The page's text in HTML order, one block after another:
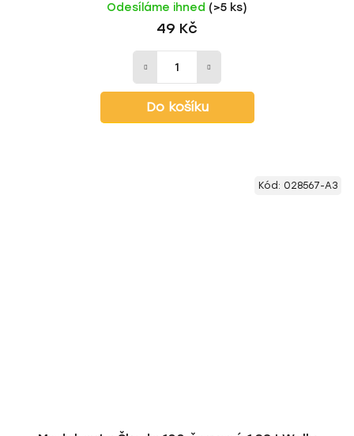
Odesíláme ihned (>5 ks)
49 Kč
Do košíku
Kód: 028567-A3